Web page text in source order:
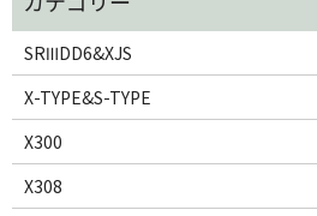
SRⅢDD6&XJS
X-TYPE&S-TYPE
X300
X308